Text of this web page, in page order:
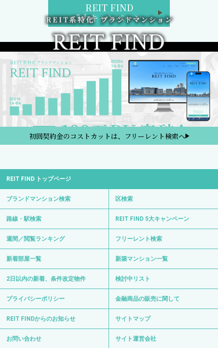
REIT FIND
5大キャンペーン
初回契約金のコストカットは、フリーレント検索へ
REIT FIND トップページ
ブランドマンション検索 区検索
路線・駅検索 REIT FIND 5大キャンペーン
週間／閲覧ランキング フリーレント検索
新着部屋一覧 新築マンション一覧
2日以内の新着、条件改定物件 検討中リスト
プライバシーポリシー 金融商品の販売に関して
REIT FINDからのお知らせ サイトマップ
お問い合わせ サイト運営会社